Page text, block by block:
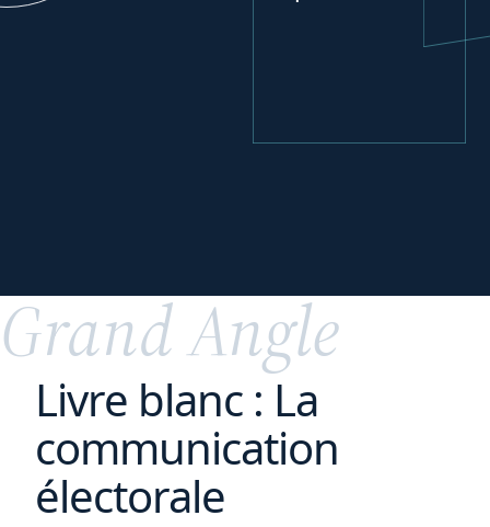
Grand Angle
Livre blanc : La
communication
électorale